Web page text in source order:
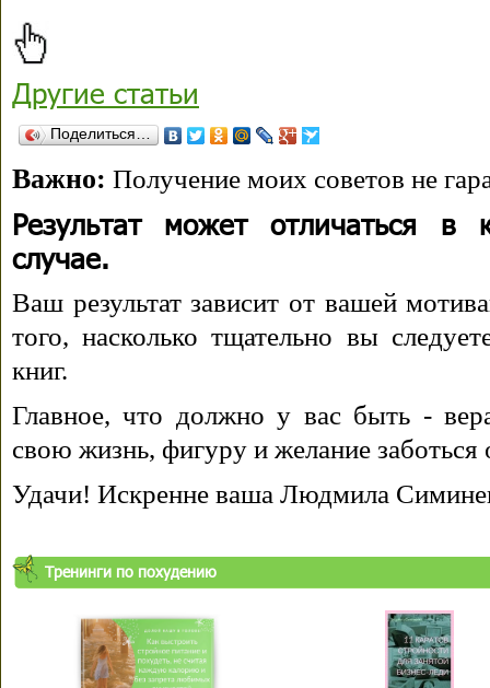
Другие статьи
Поделиться…
Важно: Получение моих советов не
Результат может отличаться в
случае.
Ваш результат зависит от вашей
того, насколько тщательно вы
книг.
Главное, что должно у вас быть -
свою жизнь, фигуру и желание заботься
Удачи! Искренне ваша Людмила
Тренинги по похудению